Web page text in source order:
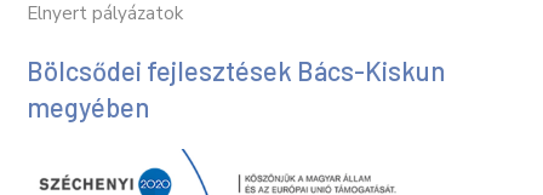
Elnyert pályázatok
Bölcsődei fejlesztések Bács-Kiskun
megyében